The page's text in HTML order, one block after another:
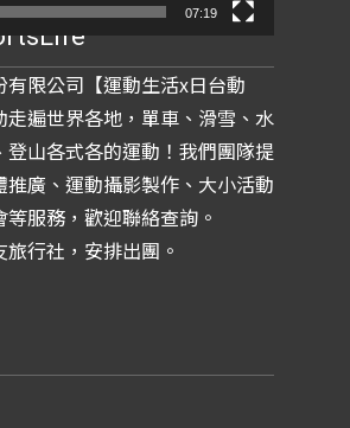
07:19
有限公司【運動生活x日台動
走遍世界各地，單車、滑雪、水
山各式各的運動！我們團隊提
推廣、運動攝影製作、大小活動
服務，歡迎聯絡查詢。
行社，安排出團。